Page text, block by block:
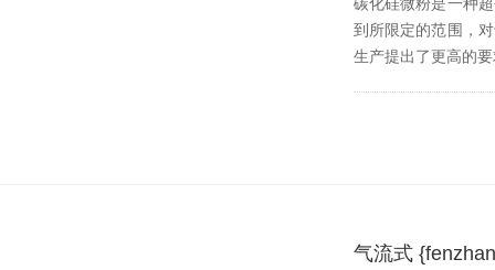
到所限定的范围
生产提出了更高的要
气流式